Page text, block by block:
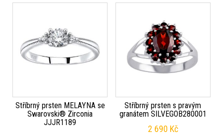
Stříbrný prsten MELAYNA se
Swarovski® Zirconia
JJJR1189
Stříbrný prsten s pravým
granátem SILVEGOB280001
2 690 Kč